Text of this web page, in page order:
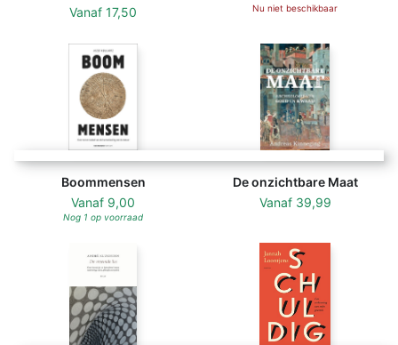
Vanaf 17,50 Nu niet beschikbaar
Boommensen
Vanaf 9,00
Nog 1 op voorraad
De onzichtbare Maat
Vanaf 39,99